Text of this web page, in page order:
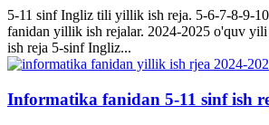
5-11 sinf Ingliz tili yillik ish reja. 5-6-7-8-9-
fanidan yillik ish rejalar. 2024-2025 o'quv
ish reja 5-sinf Ingliz...
Informatika fanidan 5-11 sinf ish